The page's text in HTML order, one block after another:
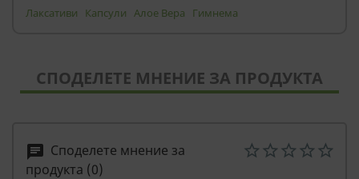
Лаксативи
Капсули Алое Вера Гимнема
СПОДЕЛЕТЕ МНЕНИЕ ЗА ПРОДУКТА
chat Споделете мнение за
продукта (0)